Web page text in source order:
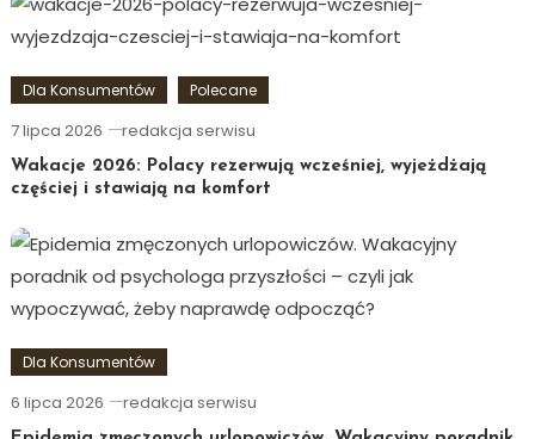
Dla Konsumentów Polecane
7 lipca 2026 redakcja serwisu
Wakacje 2026: Polacy rezerwują wcześniej, wyjeżdżają
częściej i stawiają na komfort
Dla Konsumentów
6 lipca 2026 redakcja serwisu